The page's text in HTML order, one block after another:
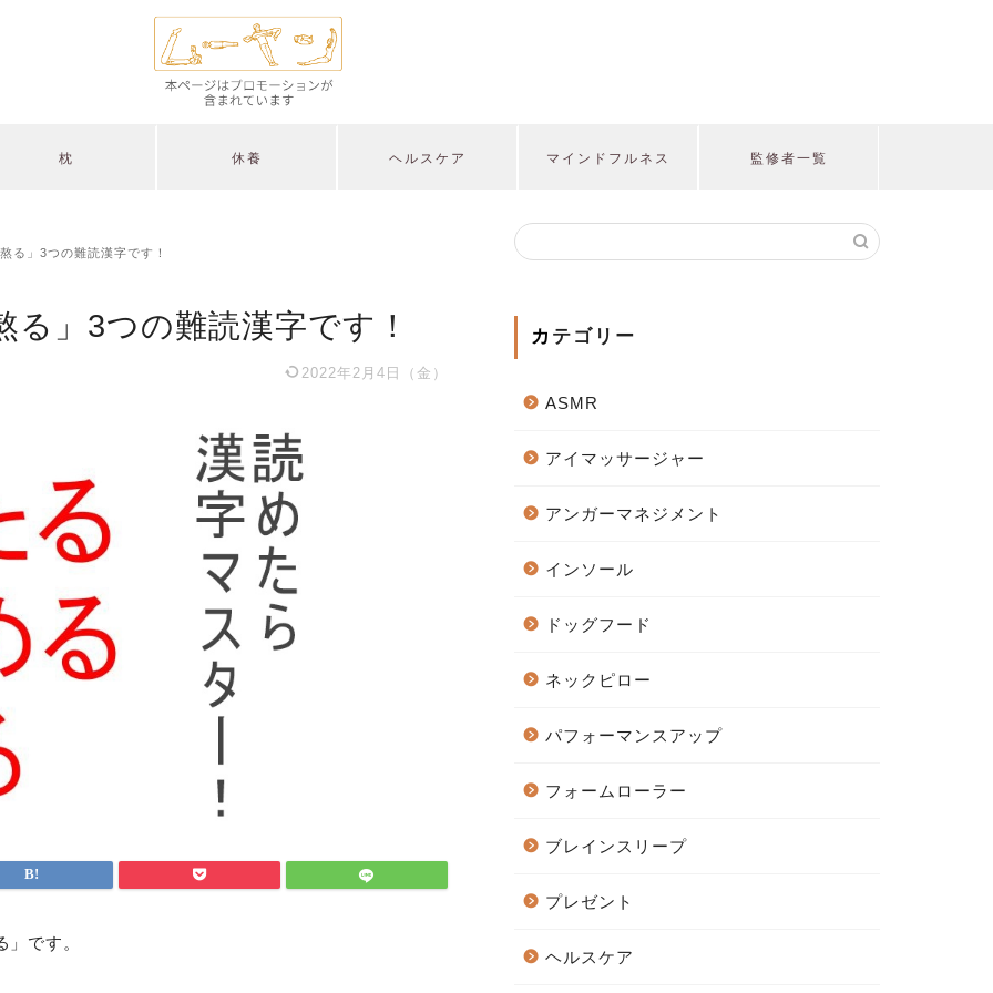
枕 休養 ヘルスケア マインドフルネス 監修者一覧
る」3つの難読漢字です！
」3つの難読漢字です！
2022年2月4日（金）
です。
カテゴリー
ASMR
アイマッサージャー
アンガーマネジメント
インソール
ドッグフード
ネックピロー
パフォーマンスアップ
フォームローラー
ブレインスリープ
プレゼント
ヘルスケア